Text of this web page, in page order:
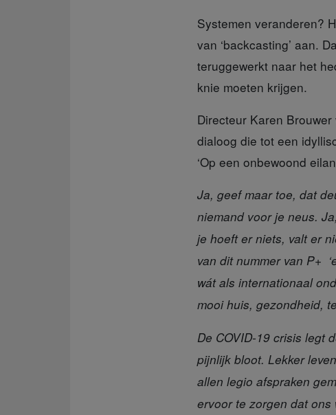
Systemen veranderen?
van ‘backcasting’ aan.
teruggewerkt naar het
knie moeten krijgen.
Directeur Karen Brouwer
dialoog die tot een
‘Op een onbewoond
Ja, geef maar toe, dat
niemand voor je neus.
je hoeft er niets, valt er
van dit nummer van P+
wát als internationaal
mooi huis, gezondheid,
De COVID-19 crisis legt
pijnlijk bloot. Lekker
allen legio afspraken
ervoor te zorgen dat ons